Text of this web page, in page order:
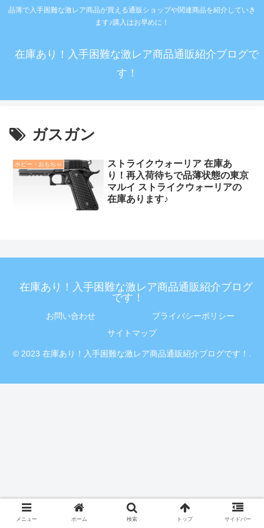
品薄で入手困難な激レア商品が買える通販ショップや関連商品を紹介していき
ます♪購入はお早めに！
在庫あり！入手困難な激レア商品通販紹介ブログで
す！
ガスガン
ホビー・おもちゃ
ストライクウォーリア 在庫あ
り！再入荷待ちで品薄状態の東京
マルイ ストライクウォーリアの
在庫あります♪
在庫あり！入手困難な激レア商品通販紹介ブログ
です！
お問い合わせ
プライバシーポリシー
サイトマップ
© 2023 在庫あり！入手困難な激レア商品通販紹介ブログです！.
メニュー ホーム 検索 トップ サイドバー